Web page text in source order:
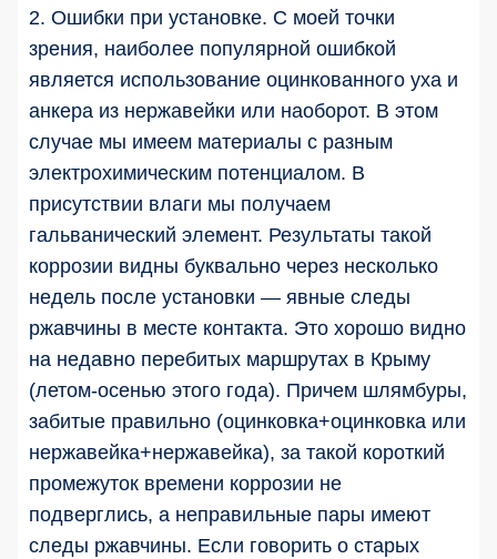
2. Ошибки при установке. С моей точки
зрения, наиболее популярной ошибкой
является использование оцинкованного уха и
анкера из нержавейки или наоборот. В этом
случае мы имеем материалы с разным
электрохимическим потенциалом. В
присутствии влаги мы получаем
гальванический элемент. Результаты такой
коррозии видны буквально через несколько
недель после установки — явные следы
ржавчины в месте контакта. Это хорошо видно
на недавно перебитых маршрутах в Крыму
(летом-осенью этого года). Причем шлямбуры,
забитые правильно (оцинковка+оцинковка или
нержавейка+нержавейка), за такой короткий
промежуток времени коррозии не
подверглись, а неправильные пары имеют
следы ржавчины. Если говорить о старых